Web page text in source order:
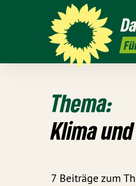
Thema:
Klima
7 Beiträge zum